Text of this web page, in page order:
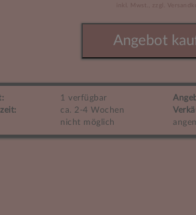
inkl. Mwst., zzgl.
Angebot
1 verfügbar
ca. 2-4 Wochen
nicht möglich